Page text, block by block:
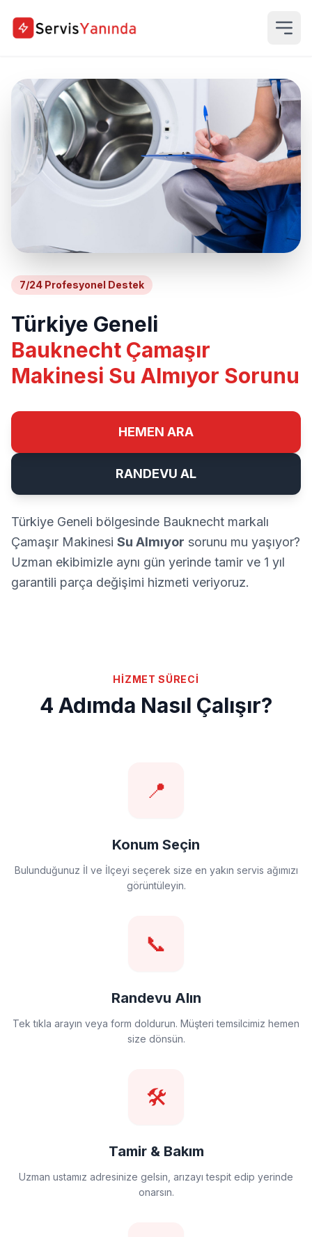
7/24 Profesyonel Destek
Türkiye Geneli
Bauknecht Çamaşır
Makinesi Su Almıyor Sorunu
HEMEN ARA
RANDEVU AL
Türkiye Geneli bölgesinde Bauknecht markalı
Çamaşır Makinesi Su Almıyor sorunu mu yaşıyor?
Uzman ekibimizle aynı gün yerinde tamir ve 1 yıl
garantili parça değişimi hizmeti veriyoruz.
HİZMET SÜRECİ
4 Adımda Nasıl Çalışır?
📍
Konum Seçin
Bulunduğunuz İl ve İlçeyi seçerek size en yakın servis ağımızı
görüntüleyin.
📞
Randevu Alın
Tek tıkla arayın veya form doldurun. Müşteri temsilcimiz hemen
size dönsün.
🛠️
Tamir & Bakım
Uzman ustamız adresinize gelsin, arızayı tespit edip yerinde
onarsın.